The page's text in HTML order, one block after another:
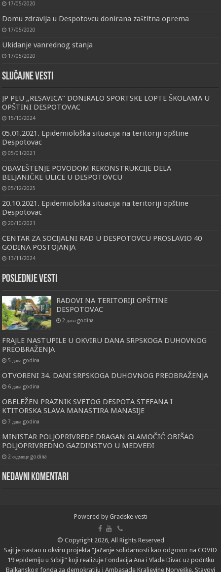
17/05/2020
Domu zdravlja u Despotovcu donirana zaštitna oprema
17/05/2020
Ukidanje vanrednog stanja
17/05/2020
Slučajne vesti
JP PEU „RESAVICA“ DONIRALO SPORTSKE LOPTE ŠKOLAMA U
OPŠTINI DESPOTOVAC
15/10/2024
05.01.2021. Epidemiološka situacija na teritoriji opštine
Despotovac
05/01/2021
OBAVEŠTENJE POVODOM REKONSTRUKCIJE DELA
BELJANIČKE ULICE U DESPOTOVCU
05/12/2025
20.10.2021. Epidemiološka situacija na teritoriji opštine
Despotovac
20/10/2021
CENTAR ZA SOCIJALNI RAD U DESPOTOVCU PROSLAVIO 40
GODINA POSTOJANJA
13/11/2024
Poslednje vesti
RADOVI NA TERITORIJI OPŠTINE
DESPOTOVAC
2 дана godina
FRAJLE NASTUPILE U OKVIRU DANA SRPSKOGA DUHOVNOG
PREOBRAŽENJA
5 дана godina
OTVORENI 34. DANI SRPSKOGA DUHOVNOG PREOBRAŽENJA
6 дана godina
OBELEŽEN PRAZNIK SVETOG DESPOTA STEFANA I
KTITORSKA SLAVA MANASTIRA MANASIJE
7 дана godina
MINISTAR POLJOPRIVREDE DRAGAN GLAMOČIĆ OBIŠAO
POLJOPRIVREDNO GAZDINSTVO U MEDVEĐI
2 седмице godina
Nedavni komentari
Powered by Gradske vesti
© Copyright 2026, All Rights Reserved
Sajt je nastao u okviru projekta “Jačanje solidarnosti kao odgovor na COVID
19 epidemiju u Srbiji” koji realizuje Fondacija Ana i Vlade Divac uz podršku
Balkanskog fonda za demokratiju i Ambasade Kraljevine Norveške. Stavovi